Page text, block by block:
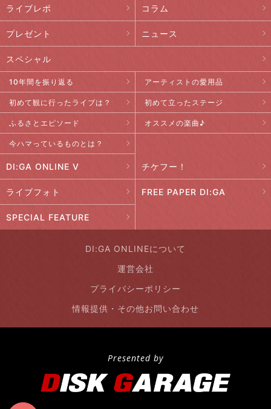
ライブレポ コラム
プレゼント ニュース
スペシャル
10年間を振り返る アーティストの愛用品
初めて観に行ったライブは？ 初めて立ったステージ
ふるさとエピソード オススメの楽曲♪
今ハマっているものとは？
DI:GA ONLINE V チケフー！
ライブフォト FREE PAPER DI:GA
SPECIAL FEATURE
DI:GA ONLINEについて
運営会社
プライバシーポリシー
情報提供・その他お問い合わせ
Presented by